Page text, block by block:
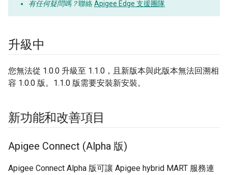
有任何疑問嗎？聯絡Apigee Edge 支援團隊
升級中
您無法從 1.0.0 升級至 1.1.0，且新版本與此版本無法回溯相
容 1.0.0 版。1.1.0 版需要安裝新安裝。
新功能和改善項目
Apigee Connect (Alpha 版)
Apigee Connect Alpha 版可讓 Apigee hybrid MART 服務連